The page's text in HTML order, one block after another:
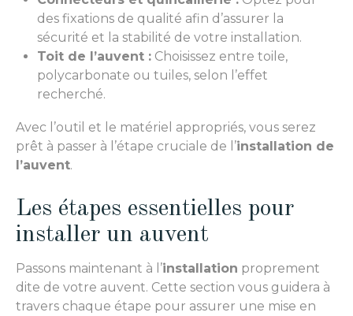
des fixations de qualité afin d’assurer la
sécurité et la stabilité de votre installation.
Toit de l’auvent : Choisissez entre toile,
polycarbonate ou tuiles, selon l’effet
recherché.
Avec l’outil et le matériel appropriés, vous serez
prêt à passer à l’étape cruciale de l’installation de
l’auvent.
Les étapes essentielles pour
installer un auvent
Passons maintenant à l’installation proprement
dite de votre auvent. Cette section vous guidera à
travers chaque étape pour assurer une mise en